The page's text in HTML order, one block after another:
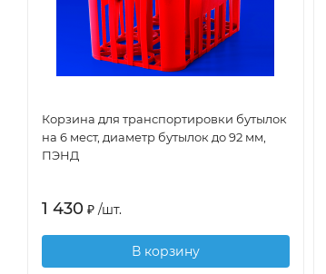
Корзина для транспортировки бутылок
на 6 мест, диаметр бутылок до 92 мм,
ПЭНД
1 430 ₽ /шт.
В корзину